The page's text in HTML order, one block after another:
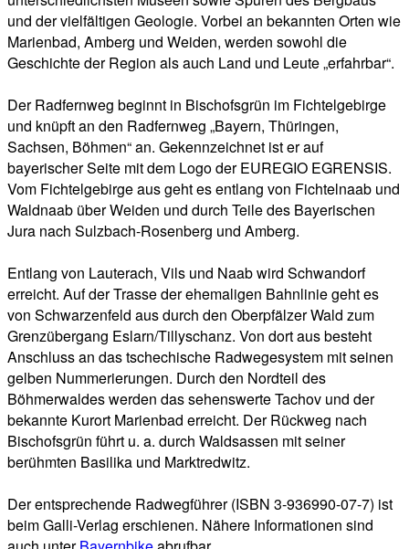
und der vielfältigen Geologie. Vorbei an bekannten Orten wie
Marienbad, Amberg und Weiden, werden sowohl die
Geschichte der Region als auch Land und Leute „erfahrbar“.
Der Radfernweg beginnt in Bischofsgrün im Fichtelgebirge
und knüpft an den Radfernweg „Bayern, Thüringen,
Sachsen, Böhmen“ an. Gekennzeichnet ist er auf
bayerischer Seite mit dem Logo der EUREGIO EGRENSIS.
Vom Fichtelgebirge aus geht es entlang von Fichtelnaab und
Waldnaab über Weiden und durch Teile des Bayerischen
Jura nach Sulzbach-Rosenberg und Amberg.
Entlang von Lauterach, Vils und Naab wird Schwandorf
erreicht. Auf der Trasse der ehemaligen Bahnlinie geht es
von Schwarzenfeld aus durch den Oberpfälzer Wald zum
Grenzübergang Eslarn/Tillyschanz. Von dort aus besteht
Anschluss an das tschechische Radwegesystem mit seinen
gelben Nummerierungen. Durch den Nordteil des
Böhmerwaldes werden das sehenswerte Tachov und der
bekannte Kurort Marienbad erreicht. Der Rückweg nach
Bischofsgrün führt u. a. durch Waldsassen mit seiner
berühmten Basilika und Marktredwitz.
Der entsprechende Radwegführer (ISBN 3-936990-07-7) ist
beim Galli-Verlag erschienen. Nähere Informationen sind